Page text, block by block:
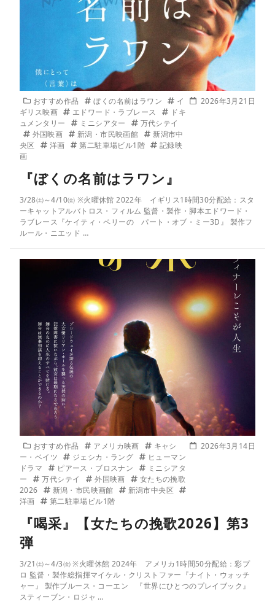
おすすめ作品 ぼくの名前はラワン
イ
ギリス映画
エドワード・ラブレース
ドキ
ュメンタリー
ミニシアター
万代シテイ
外国映画
新潟・市民映画館
新潟市中
央区
洋画 第二駐車場ビル1階
記録映
画
2026年3月21日
『ぼくの名前はラワン』
3/28㈯～4/10㈮ ※火曜休館 2022年 イギリス1時間30分配給：スタ
ーキャットアルバトロス・フィルム 監督・製作・脚本エドワード・
ラブレース『ケイティ・ペリーの パート・オブ・ミー3D』 製作フ
ルール・ニエッド …
おすすめ作品 アメリカ映画
キャシ
ー・ベイツ
ジェシカ・ラング
ヒューマン
ドラマ
ピアース・ブロスナン
ミニシアタ
ー
万代シテイ 外国映画
女たちの挽歌
2026
新潟・市民映画館
新潟市中央区
洋画
第二駐車場ビル1階
2026年3月14日
『喝采』【女たちの挽歌2026】第3
弾
3/21㈯～4/3㈮ ※火曜休館 2024年 アメリカ1時間50分配給：彩プ
ロ 監督・製作総指揮マイケル・クリストファー『ナイト・ウォッチ
ャー』 製作ブルース・コーエン 『世界にひとつのプレイブック』
スティーブン・ロジャ …